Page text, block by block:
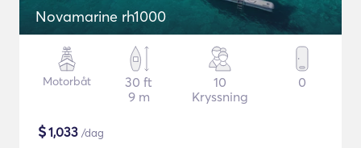
Novamarine rh1000
Motorbåt
30 ft
9 m
10
Kryssning
0
$1,033 /dag